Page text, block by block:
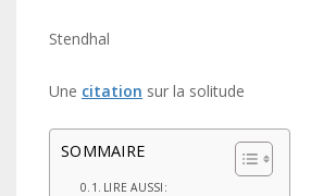
Stendhal
Une citation sur la solitude
SOMMAIRE
LIRE AUSSI: